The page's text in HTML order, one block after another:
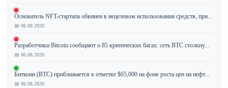
показал
снижение
цены
после
кратковременного
роста
к
Основатель NFT-стартапа обвинен в нецелевом использовании средств, при...
📅 06.08.2026
Разработчики Bitcoin сообщают о 85 критических багах: сеть BTC столкну...
📅 06.08.2026
Биткоин (BTC) приближается к отметке $65,000 на фоне роста цен на нефт...
📅 06.08.2026